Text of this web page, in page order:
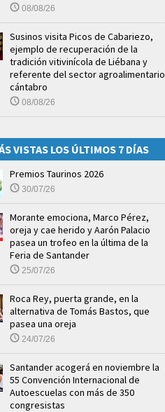
08/08/26
Susinos visita Picos de Cabariezo,
ejemplo de recuperación de la
tradición vitivinícola de Liébana y
referente del sector agroalimentario
cántabro
08/08/26
VISTAS LOS ÚLTIMOS 7 DÍAS
Premios Taurinos 2026
30/07/26
Morante emociona, Marco Pérez,
oreja y cae herido y Aarón Palacio
pasea un trofeo en la última de la
Feria de Santander
25/07/26
Roca Rey, puerta grande, en la
alternativa de Tomás Bastos, que
pasea una oreja
24/07/26
Santander acogerá en noviembre la
55 Convención Internacional de
Autoescuelas con más de 350
congresistas